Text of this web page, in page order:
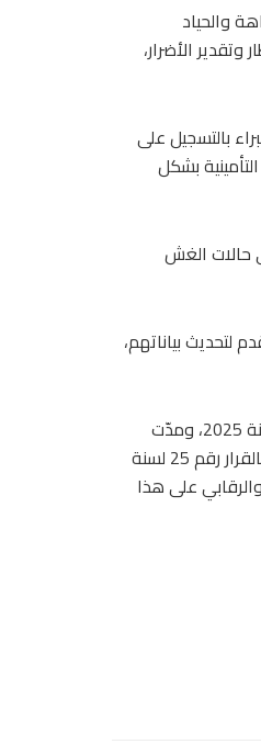
والحياد
الأضرار،
بالتسجيل على
بشكل
حالات الغش
لتوفيق الأوضاع والتقدم لتحديث بياناتهم،
يُذكر أن الهيئة نظمت مؤخرًا نشاط وسطاء إعادة التأمين الأجانب غير المقيمين بالقرار رقم 158 لسنة 2025، ومدّت
مؤخرًا مهلة توفيق أوضاعهم حتى 10 يوليو المقبل، كما نظمت نشاط خبراء التأمين الاستشاريين بالقرار رقم 25 لسنة
التشريعي والرقابي على هذا